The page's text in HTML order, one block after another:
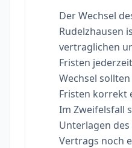
Der Wechsel
Rudelzhausen
vertraglichen
Fristen
Wechsel
Fristen korrekt
Im Zweifelsfall
Unterlagen
Vertrags noch